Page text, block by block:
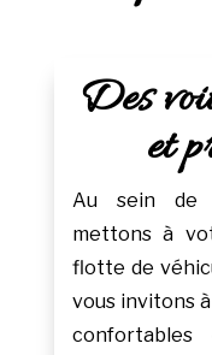
Des
et
Au sein de
mettons à
flotte de
vous invitons